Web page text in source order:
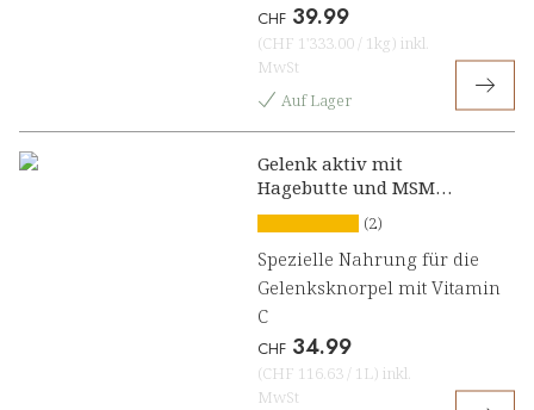
CHF 39.99
(CHF 1'333.00 / 1kg) inkl.
MwSt
Auf Lager
Gelenk aktiv mit
Hagebutte und MSM
Konzentrat (2)
Spezielle Nahrung für die
Gelenksknorpel mit Vitamin
C
CHF 34.99
(CHF 116.63 / 1L) inkl.
MwSt